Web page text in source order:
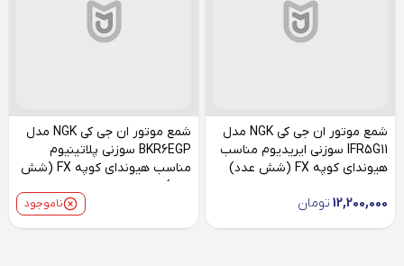
شمع موتور ان جی کی NGK مدل
IFR5G11 سوزنی ایریدیوم مناسب
هیوندای کوپه FX (شش عدد)
12,200,000 تومان
شمع موتور ان جی کی NGK مدل
BKR6EGP سوزنی پلاتینیوم
مناسب هیوندای کوپه FX (شش
عدد)
ناموجود